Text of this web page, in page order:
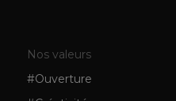
Nos valeurs
#Ouverture